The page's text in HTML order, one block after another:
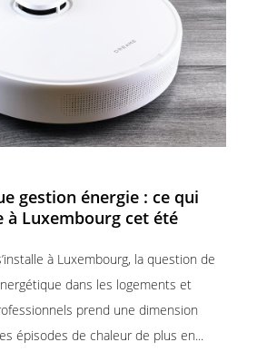
gestion énergie : ce qui
à Luxembourg cet été
à Luxembourg, la question de
dans les logements et
prend une dimension
épisodes de chaleur de plus en...